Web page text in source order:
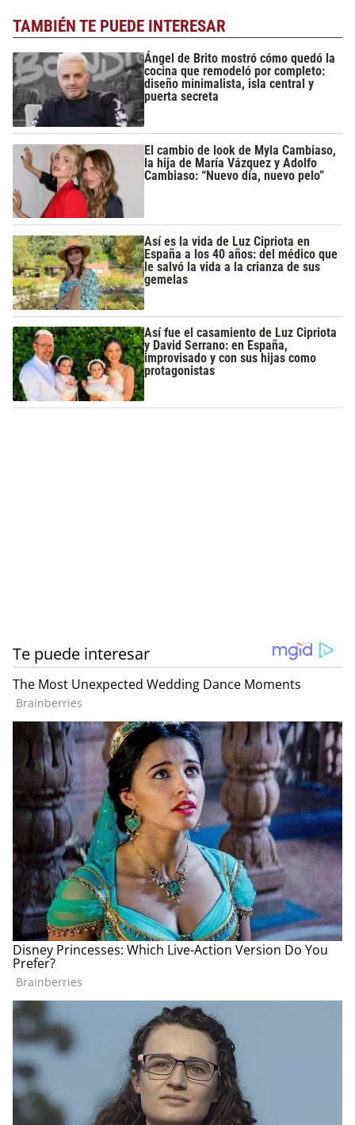
TAMBIÉN TE PUEDE INTERESAR
Ángel de Brito mostró cómo quedó la
cocina que remodeló por completo:
diseño minimalista, isla central y
puerta secreta
El cambio de look de Myla Cambiaso,
la hija de María Vázquez y Adolfo
Cambiaso: “Nuevo día, nuevo pelo”
Así es la vida de Luz Cipriota en
España a los 40 años: del médico que
le salvó la vida a la crianza de sus
gemelas
Así fue el casamiento de Luz Cipriota
y David Serrano: en España,
improvisado y con sus hijas como
protagonistas